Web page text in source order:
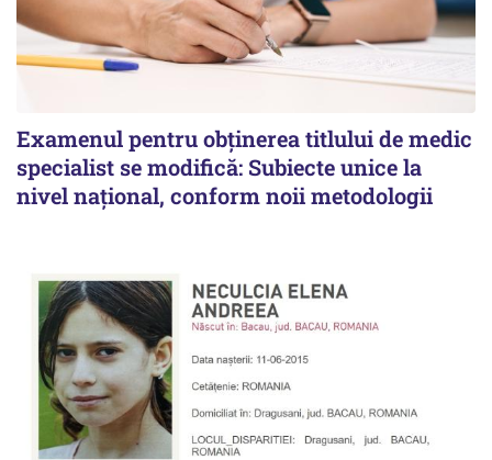
Examenul pentru obținerea titlului de medic
specialist se modifică: Subiecte unice la
nivel național, conform noii metodologii